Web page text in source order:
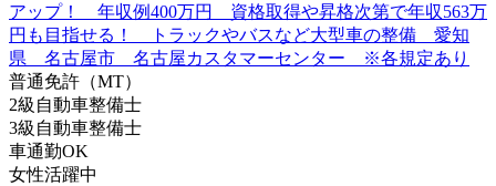
普通免許（MT）
2級自動車整備士
3級自動車整備士
車通勤OK
女性活躍中